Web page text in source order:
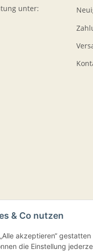
& Co nutzen
akzeptieren“
die Einstellung
unter: